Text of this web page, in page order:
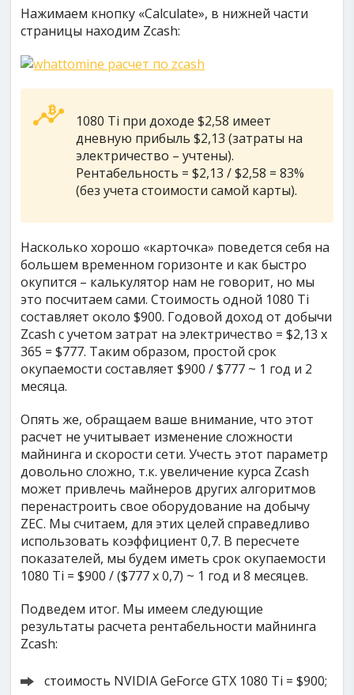
Нажимаем кнопку «Calculate», в нижней части
страницы находим Zcash:
1080 Ti при доходе $2,58 имеет
дневную прибыль $2,13 (затраты на
электричество – учтены).
Рентабельность = $2,13 / $2,58 = 83%
(без учета стоимости самой карты).
Насколько хорошо «карточка» поведется себя на
большем временном горизонте и как быстро
окупится – калькулятор нам не говорит, но мы
это посчитаем сами. Стоимость одной 1080 Ti
составляет около $900. Годовой доход от добычи
Zcash с учетом затрат на электричество = $2,13 х
365 = $777. Таким образом, простой срок
окупаемости составляет $900 / $777 ~ 1 год и 2
месяца.
Опять же, обращаем ваше внимание, что этот
расчет не учитывает изменение сложности
майнинга и скорости сети. Учесть этот параметр
довольно сложно, т.к. увеличение курса Zcash
может привлечь майнеров других алгоритмов
перенастроить свое оборудование на добычу
ZEC. Мы считаем, для этих целей справедливо
использовать коэффициент 0,7. В пересчете
показателей, мы будем иметь срок окупаемости
1080 Ti = $900 / ($777 х 0,7) ~ 1 год и 8 месяцев.
Подведем итог. Мы имеем следующие
результаты расчета рентабельности майнинга
Zcash:
стоимость NVIDIA GeForce GTX 1080 Ti = $900;